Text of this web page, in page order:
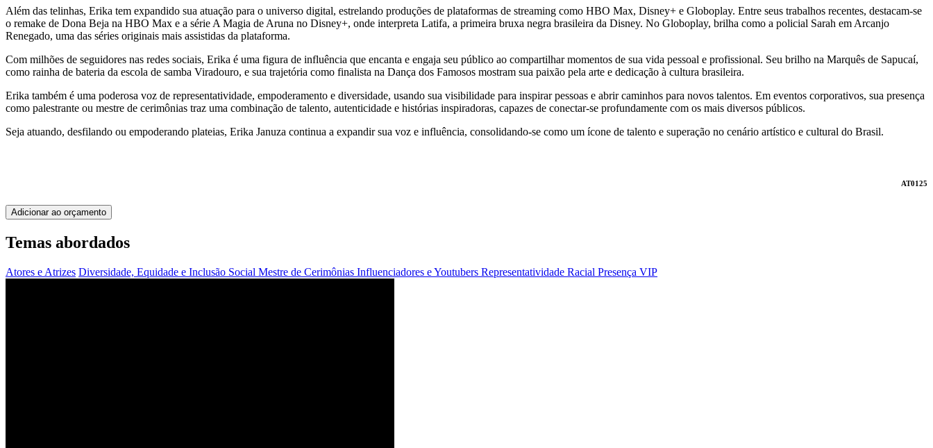
Além das telinhas, Erika tem expandido sua atuação para o universo digital, estrelando produções de plataformas de streaming como HBO Max, Disney+ e Globoplay. Entre seus trabalhos recentes, destacam-se
o remake de Dona Beja na HBO Max e a série A Magia de Aruna no Disney+, onde interpreta Latifa, a primeira bruxa negra brasileira da Disney. No Globoplay, brilha como a policial Sarah em Arcanjo
Renegado, uma das séries originais mais assistidas da plataforma.
Com milhões de seguidores nas redes sociais, Erika é uma figura de influência que encanta e engaja seu público ao compartilhar momentos de sua vida pessoal e profissional. Seu brilho na Marquês de Sapucaí,
como rainha de bateria da escola de samba Viradouro, e sua trajetória como finalista na Dança dos Famosos mostram sua paixão pela arte e dedicação à cultura brasileira.
Erika também é uma poderosa voz de representatividade, empoderamento e diversidade, usando sua visibilidade para inspirar pessoas e abrir caminhos para novos talentos. Em eventos corporativos, sua presença
como palestrante ou mestre de cerimônias traz uma combinação de talento, autenticidade e histórias inspiradoras, capazes de conectar-se profundamente com os mais diversos públicos.
Seja atuando, desfilando ou empoderando plateias, Erika Januza continua a expandir sua voz e influência, consolidando-se como um ícone de talento e superação no cenário artístico e cultural do Brasil.
AT0125
Adicionar ao orçamento
Temas abordados
Atores e Atrizes Diversidade, Equidade e Inclusão Social Mestre de Cerimônias Influenciadores e Youtubers Representatividade Racial Presença VIP